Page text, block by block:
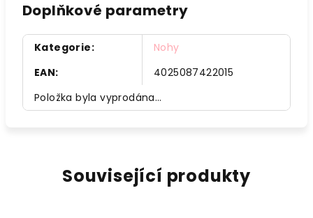
Doplňkové parametry
Kategorie:
Nohy
EAN:
4025087422015
Položka byla vyprodána…
Související produkty